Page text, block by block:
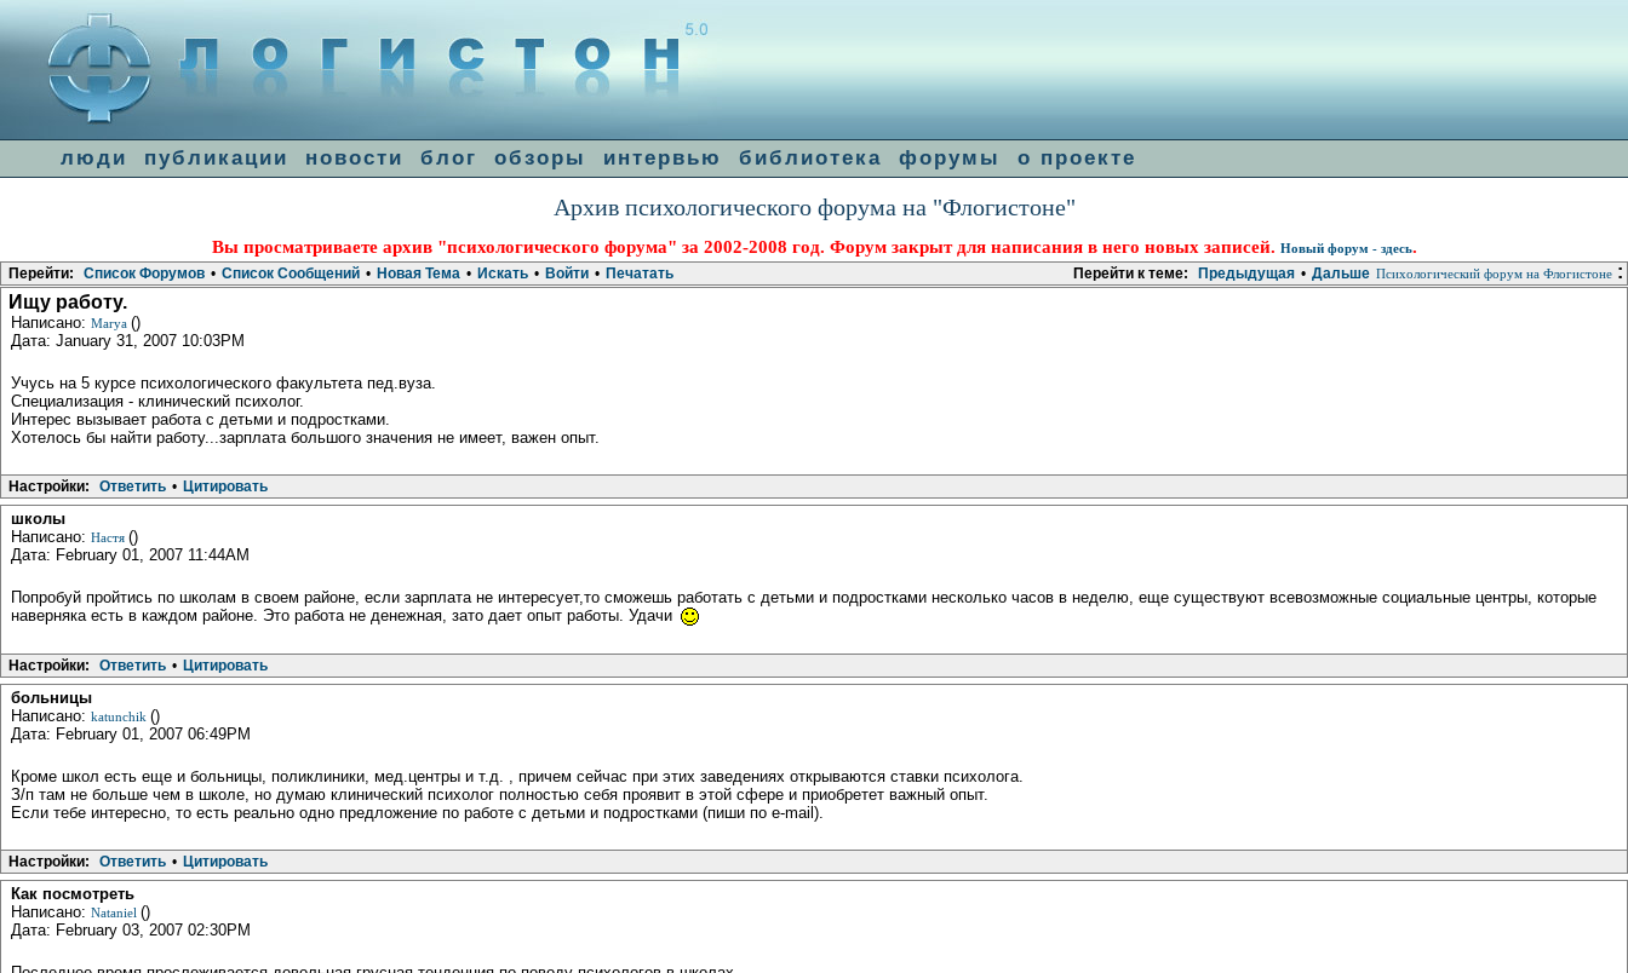
люди публикации новости блог обзоры интервью библиотека форумы о проекте
Архив психологического форума на "Флогистоне"
Вы просматриваете архив "психологического форума" за 2002-2008 год. Форум закрыт для написания в него новых записей. Новый форум - здесь.
Психологический форум на Флогистоне :
Перейти к теме: Предыдущая • Дальше
Перейти: Список Форумов • Список Сообщений • Новая Тема • Искать • Войти • Печатать
Ищу работу.
Написано: Marya ()
Дата: January 31, 2007 10:03PM
Учусь на 5 курсе психологического факультета пед.вуза.
Специализация - клинический психолог.
Интерес вызывает работа с детьми и подростками.
Хотелось бы найти работу...зарплата большого значения не имеет, важен опыт.
Настройки: Ответить • Цитировать
школы
Написано: Настя ()
Дата: February 01, 2007 11:44AM
Попробуй пройтись по школам в своем районе, если зарплата не интересует,то сможешь работать с детьми и подростками несколько часов в неделю, еще существуют всевозможные социальные центры, которые
наверняка есть в каждом районе. Это работа не денежная, зато дает опыт работы. Удачи
Настройки: Ответить • Цитировать
больницы
Написано: katunchik ()
Дата: February 01, 2007 06:49PM
Кроме школ есть еще и больницы, поликлиники, мед.центры и т.д. , причем сейчас при этих заведениях открываются ставки психолога.
З/п там не больше чем в школе, но думаю клинический психолог полностью себя проявит в этой сфере и приобретет важный опыт.
Если тебе интересно, то есть реально одно предложение по работе с детьми и подростками (пиши по e-mail).
Настройки: Ответить • Цитировать
Как посмотреть
Написано: Nataniel ()
Дата: February 03, 2007 02:30PM